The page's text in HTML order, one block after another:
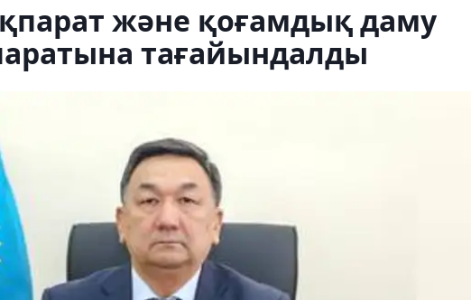
және қоғамдық даму
тағайындалды